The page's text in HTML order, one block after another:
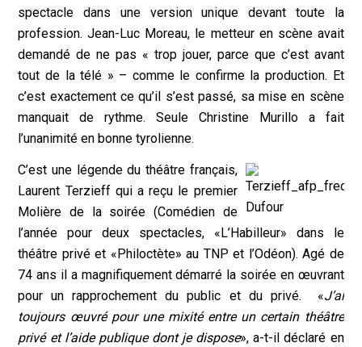
spectacle dans une version unique devant toute la
profession. Jean-Luc Moreau, le metteur en scène avait
demandé de ne pas « trop jouer, parce que c’est avant
tout de la télé » – comme le confirme la production. Et
c’est exactement ce qu’il s’est passé, sa mise en scène
manquait de rythme. Seule Christine Murillo a fait
l’unanimité en bonne tyrolienne.
C’est une légende du théâtre français,
Laurent Terzieff qui a reçu le premier
Molière de la soirée (Comédien de
l’année pour deux spectacles, «L’Habilleur» dans le
théâtre privé et «Philoctète» au TNP et l’Odéon). Agé de
74 ans il a magnifiquement démarré la soirée en œuvrant
pour un rapprochement du public et du privé. «J’ai
toujours œuvré pour une mixité entre un certain théâtre
privé et l’aide publique dont je dispose», a-t-il déclaré en